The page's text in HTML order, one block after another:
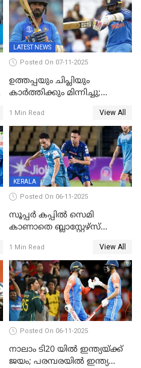
LATEST NEWS
Posted On 07-11-2025
ഉത്തപ്പയും ചിപ്ലിയും
കാർത്തിക്കും മിന്നിച്ചു;
ഇന്ത്യ; ഹോങ്കോങ് സിക്സസ്
ക്രിക്കറ്റ് ടൂർണമെന്റിൽ ജയം
1 Min Read View All
KERALA
Posted On 06-11-2025
സൂപ്പർ കപ്പിൽ സെമി
കാണാതെ ബ്ലാസ്റ്റേഴ്സ്
1 Min Read View All
Posted On 06-11-2025
നാലാം ടി20 യില്‍ ഇന്ത്യയ്ക്ക്
ജയം; പരമ്പരയിൽ ഇന്ത്യ